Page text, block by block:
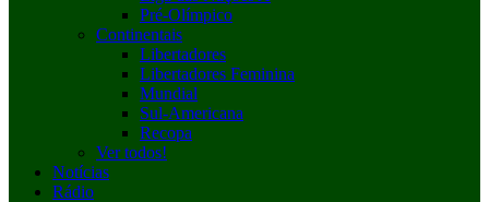
Pré-Olímpico
Continentais
Libertadores
Libertadores Feminina
Mundial
Sul-Americana
Recopa
Ver todos!
Notícias
Rádio